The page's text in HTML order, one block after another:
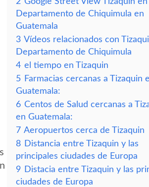
Departamento de Chiquimula en
Guatemala
3 Vídeos relacionados con
Departamento de Chiquimula
4 el tiempo en Tizaquin
5 Farmacias cercanas a Tizaquin
Guatemala:
6 Centos de Salud cercanas a
en Guatemala:
7 Aeropuertos cerca de Tizaquin
8 Distancia entre Tizaquin y las
principales ciudades de Europa
9 Distacia entre Tizaquin y las
ciudades de Europa